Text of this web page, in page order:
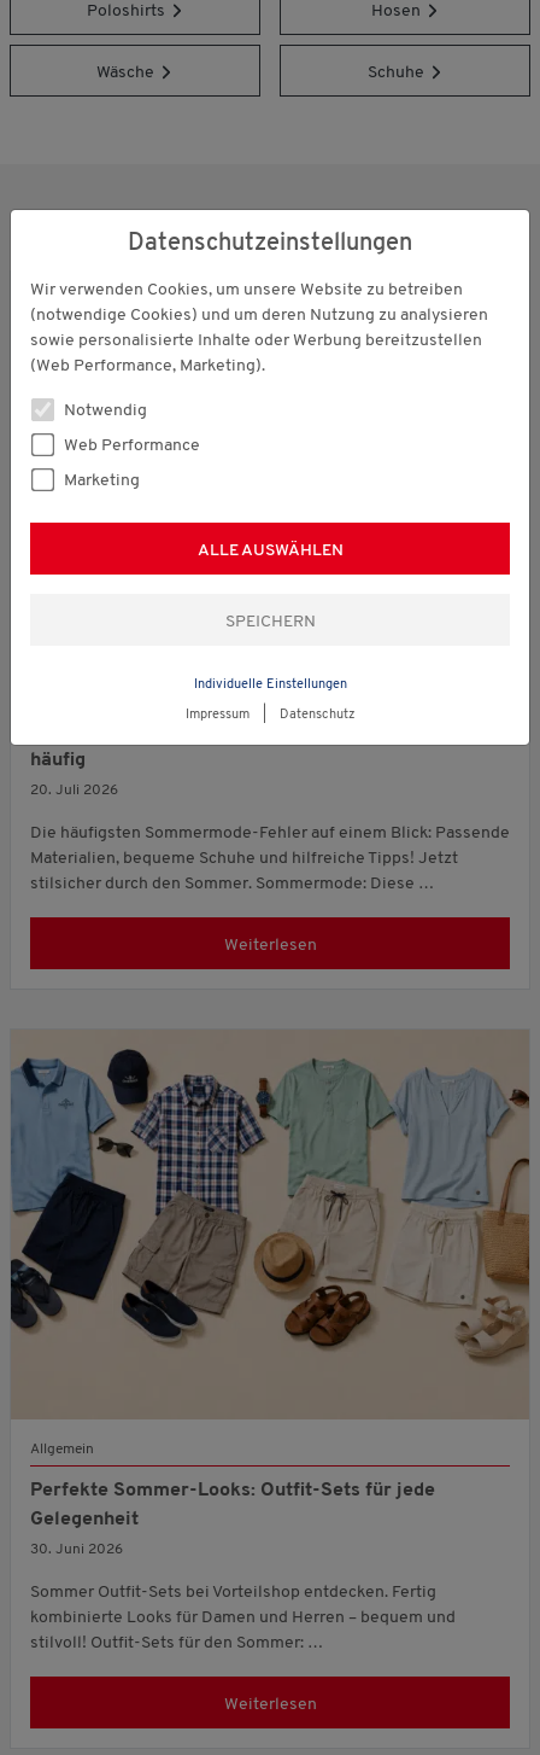
Poloshirts Hosen
Wäsche Schuhe
UNSER BLOG
häufig
20. Juli 2026
Die häufigsten Sommermode-Fehler auf einem Blick: Passende
Materialien, bequeme Schuhe und hilfreiche Tipps! Jetzt
stilsicher durch den Sommer. Sommermode: Diese …
Weiterlesen
Allgemein
Perfekte Sommer-Looks: Outfit-Sets für jede
Gelegenheit
30. Juni 2026
Sommer Outfit-Sets bei Vorteilshop entdecken. Fertig
kombinierte Looks für Damen und Herren – bequem und
stilvoll! Outfit-Sets für den Sommer: …
Weiterlesen
Datenschutzeinstellungen
Wir verwenden Cookies, um unsere Website zu betreiben
(notwendige Cookies) und um deren Nutzung zu analysieren
sowie personalisierte Inhalte oder Werbung bereitzustellen
(Web Performance, Marketing).
Notwendig
Web Performance
Marketing
ALLE AUSWÄHLEN
Individuelle Einstellungen
Impressum Datenschutz